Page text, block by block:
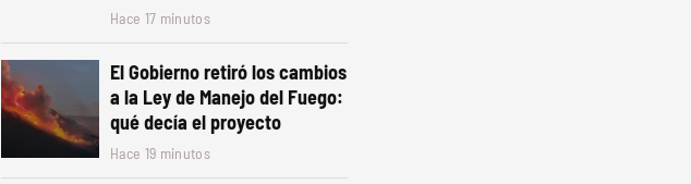
Hace 17 minutos
El Gobierno retiró los cambios
a la Ley de Manejo del Fuego:
qué decía el proyecto
Hace 19 minutos